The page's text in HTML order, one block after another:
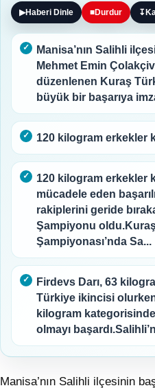
▶Haberi Dinle ■Durdur ↧
Manisa’nın Salihli
Mehmet Emin
düzenlenen Kuraş
büyük bir başarıya
120 kilogram erkekler
120 kilogram erkekler
mücadele eden
rakiplerini geride
Şampiyonu
Şampiyonası’nda Sa...
Firdevs Darı, 63
Türkiye ikincisi
kilogram
olmayı
Manisa’nın Salihli ilçesinin